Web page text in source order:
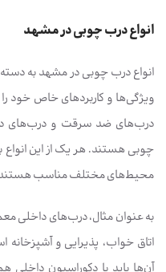
انواع درب چوبی در مشهد
انواع درب چوبی در مشهد به
ویژگی‌ها و کاربردهای خاص خود
درب‌های ضد سرقت و درب‌های
چوبی هستند. هر یک از این
محیط‌های مختلف مناسب
به عنوان مثال، درب‌های داخلی
اتاق خواب، پذیرایی و